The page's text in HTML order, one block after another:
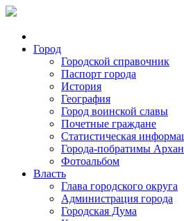
Город
Городской справочник
Паспорт города
История
География
Город воинской славы
Почетные граждане
Статистическая
Города-побратимы
Фотоальбом
Власть
Глава городского округа
Администрация города
Городская Дума